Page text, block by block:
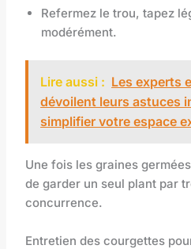
Refermez le trou, tapez
modérément.
Lire aussi : Les experts
dévoilent leurs astuces
simplifier votre espace
Une fois les graines
de garder un seul plant par
concurrence.
Entretien des courgettes